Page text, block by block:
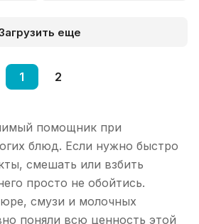
еще
1 2
помощник при
блюд. Если нужно быстро
смешать или взбить
просто не обойтись.
смузи и молочных
поняли всю ценность этой